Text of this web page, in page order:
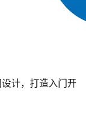
计，打造入门开